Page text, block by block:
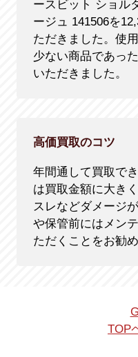
ースビット ショル
ージュ 141506を
ただきました。使
少ない商品であっ
いただきました。
高価買取のコツ
年間通して買取で
は買取金額に大き
スレなどダメージ
や保管前にはメン
ただくことをお勧め
TOP